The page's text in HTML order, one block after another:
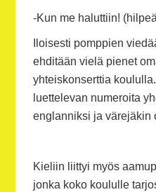
-Kun me haluttiin!
Iloisesti pomppien
ehditään vielä pienet
yhteiskonserttia
luettelevan numeroita
englanniksi ja värejäkin
Kieliin liittyi myös
jonka koko koululle